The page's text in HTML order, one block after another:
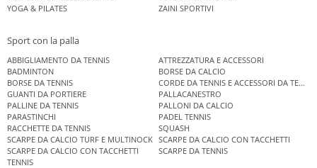
YOGA & PILATES
ZAINI SPORTIVI
Sport con la palla
ABBIGLIAMENTO DA TENNIS
ATTREZZATURA E ACCESSORI
BADMINTON
BORSE DA CALCIO
BORSE DA TENNIS
CORDE DA TENNIS E ACCESSORI DA TENNIS
GUANTI DA PORTIERE
PALLACANESTRO
PALLINE DA TENNIS
PALLONI DA CALCIO
PARASTINCHI
PADEL TENNIS
RACCHETTE DA TENNIS
SQUASH
SCARPE DA CALCIO TURF E MULTINOCK SCARPE DA CALCIO CON TACCHETTI
SCARPE DA CALCIO CON TACCHETTI
SCARPE DA TENNIS
TENNIS